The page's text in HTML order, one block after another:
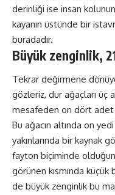
derinliği ise insan
kayanın üstünde bir
buradadır.
Büyük zenginlik,
Tekrar değirmene
gözleriz, dur ağaçları üç
mesafeden on dört adet
Bu ağacın altında on
yakınlarında bir kaynak
fayton biçiminde
görünen kısmında
de büyük zenginlik bu